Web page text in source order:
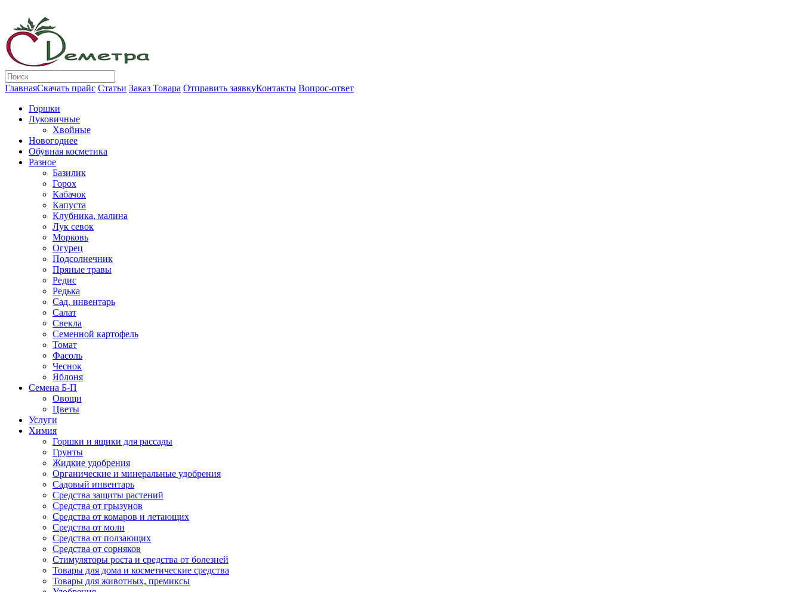
ГлавнаяСкачать прайс Статьи Заказ Товара Отправить заявкуКонтакты Вопрос-ответ
Горшки
Луковичные
Хвойные
Новогоднее
Обувная косметика
Разное
Базилик
Горох
Кабачок
Капуста
Клубника, малина
Лук севок
Морковь
Огурец
Подсолнечник
Пряные травы
Редис
Редька
Сад. инвентарь
Салат
Свекла
Семенной картофель
Томат
Фасоль
Чеснок
Яблоня
Семена Б-П
Овощи
Цветы
Услуги
Химия
Горшки и ящики для рассады
Грунты
Жидкие удобрения
Органические и минеральные удобрения
Садовый инвентарь
Средства защиты растений
Средства от грызунов
Средства от комаров и летающих
Средства от моли
Средства от ползающих
Средства от сорняков
Стимуляторы роста и средства от болезней
Товары для дома и косметические средства
Товары для животных, премиксы